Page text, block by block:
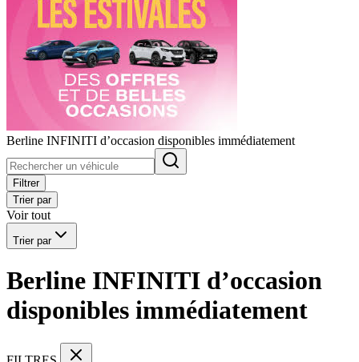
Berline INFINITI d’occasion disponibles immédiatement
Filtrer
Trier par
Voir tout
Trier par
Berline INFINITI d’occasion
disponibles immédiatement